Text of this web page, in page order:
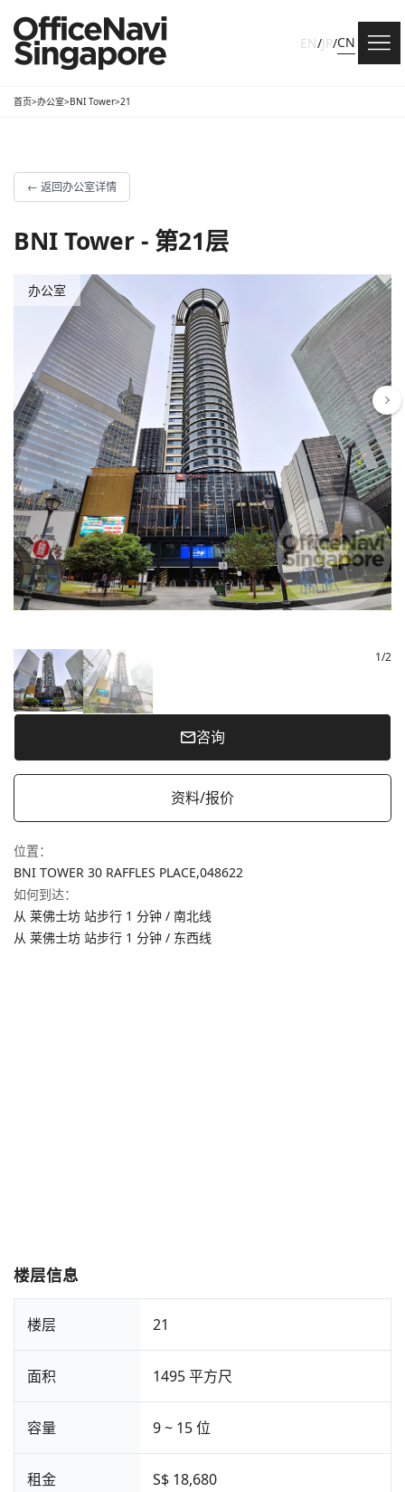
EN/JP/CN
首页>办公室>BNI Tower>21
← 返回办公室详情
BNI Tower - 第21层
办公室
1/2
咨询
资料/报价
位置：
BNI TOWER 30 RAFFLES PLACE,048622
如何到达：
从 莱佛士坊 站步行 1 分钟 / 南北线
从 莱佛士坊 站步行 1 分钟 / 东西线
楼层信息
楼层 21
面积 1495 平方尺
容量 9 ~ 15 位
租金 S$ 18,680